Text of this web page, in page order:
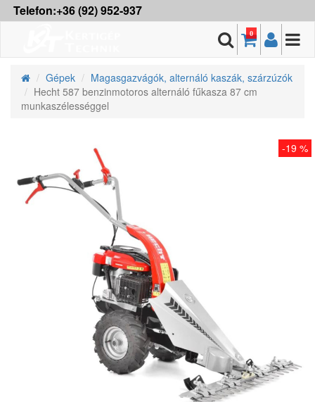
Telefon:+36 (92) 952-937
0
Gépek
Magasgazvágók, alternáló kaszák, szárzúzók
Hecht 587 benzinmotoros alternáló fűkasza 87 cm
munkaszélességgel
-19 %